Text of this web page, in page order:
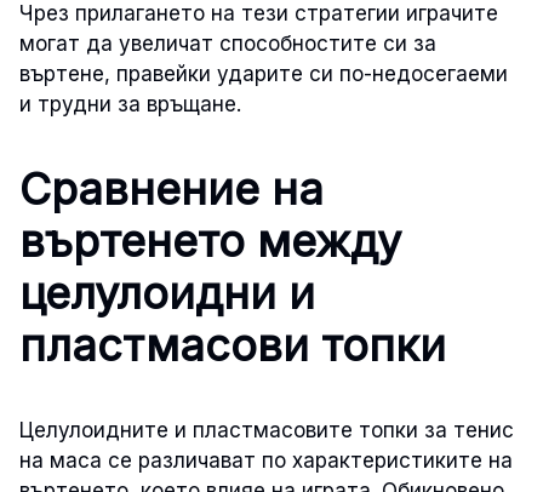
Чрез прилагането на тези стратегии играчите
могат да увеличат способностите си за
въртене, правейки ударите си по-недосегаеми
и трудни за връщане.
Сравнение на
въртенето между
целулоидни и
пластмасови топки
Целулоидните и пластмасовите топки за тенис
на маса се различават по характеристиките на